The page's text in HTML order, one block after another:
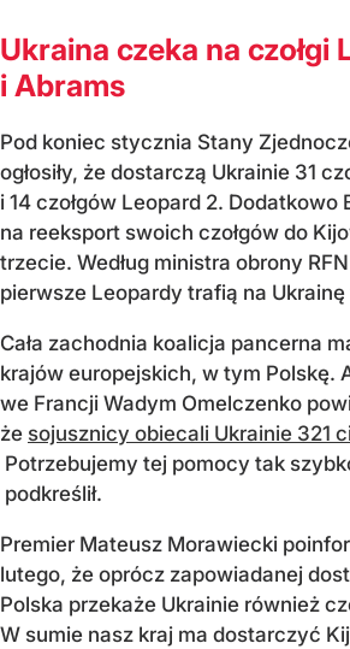
Ukraina czeka na czołgi
i Abrams
Pod koniec stycznia Stany
ogłosiły, że dostarczą Ukrainie 31
i 14 czołgów Leopard 2. Dodatkowo
na reeksport swoich czołgów do
trzecie. Według ministra obrony
pierwsze Leopardy trafią na Ukrainę
Cała zachodnia koalicja pancerna
krajów europejskich, w tym Polskę.
we Francji Wadym Omelczenko
że sojusznicy obiecali Ukrainie 321
Potrzebujemy tej pomocy tak
podkreślił.
Premier Mateusz Morawiecki
lutego, że oprócz zapowiadanej
Polska przekaże Ukrainie również
W sumie nasz kraj ma dostarczyć